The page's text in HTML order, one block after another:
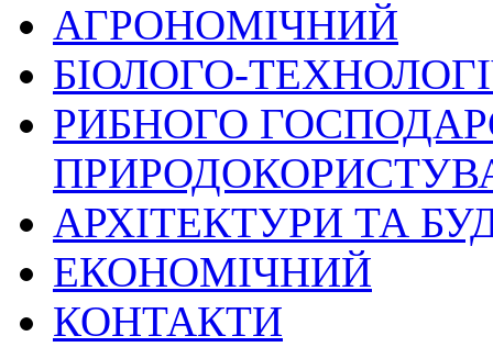
АГРОНОМІЧНИЙ
БІОЛОГО-
РИБНОГО
АРХІТЕКТУРИ ТА
ЕКОНОМІЧНИЙ
КОНТАКТИ